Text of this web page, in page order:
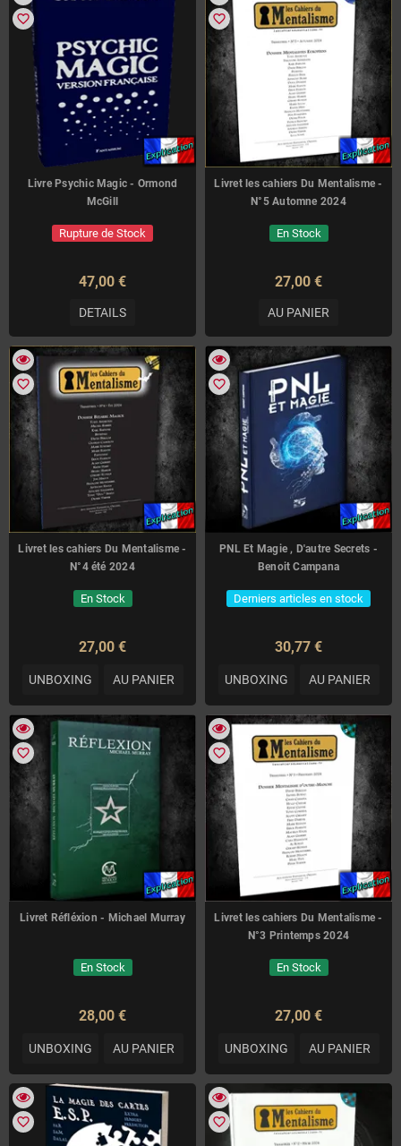
favorite_border
Livre Psychic Magic - Ormond
McGill
Rupture de Stock
47,00 €
DETAILS
favorite_border
Livret les cahiers Du Mentalisme -
N°5 Automne 2024
En Stock
27,00 €
AU PANIER
favorite_border
Livret les cahiers Du Mentalisme -
N°4 été 2024
En Stock
27,00 €
UNBOXING AU PANIER
favorite_border
PNL Et Magie , D'autre Secrets -
Benoit Campana
Derniers articles en stock
30,77 €
UNBOXING AU PANIER
favorite_border
Livret Réfléxion - Michael Murray
En Stock
28,00 €
UNBOXING AU PANIER
favorite_border
Livret les cahiers Du Mentalisme -
N°3 Printemps 2024
En Stock
27,00 €
UNBOXING AU PANIER
favorite_border favorite_border